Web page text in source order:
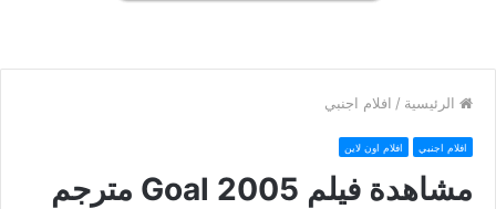
الرئيسية / افلام اجنبي
افلام اجنبي افلام اون لاين
مشاهدة فيلم Goal 2005 مترجم